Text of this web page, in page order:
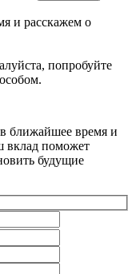
и расскажем о
попробуйте
ближайшее время и
вклад поможет
будущие